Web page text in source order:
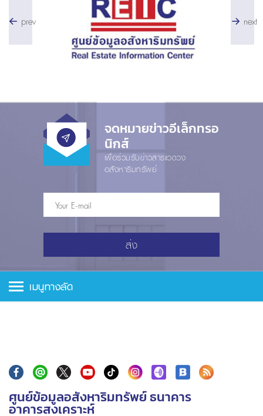
prev next
จดหมายข่าวอีเล็กทรอ
นิกส์
เพื่อร่วมรับข่าวสารแวดวง
อสังหาริมทรัพย์
ส่ง
เมนูทางลัด
ศูนย์ข้อมูลอสังหาริมทรัพย์ ธนาคาร
อาคารสงเคราะห์